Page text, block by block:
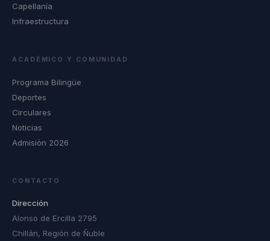
Capellanía
Infraestructura
ACADÉMICO Y COMUNIDAD
Programa Bilingüe
Deportes
Circulares
Noticias
Admisión 2026
CONTACTO
Dirección
Alonso de Ercilla 2795
Chillán, Región de Ñuble